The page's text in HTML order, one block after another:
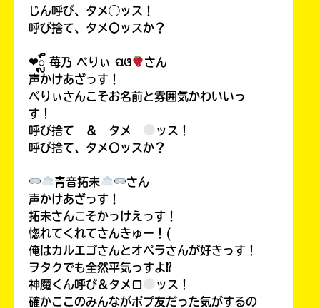
じん呼び、タメ◯ッス！
呼び捨て、タメ〇ッスか？
❤︎ᬼ 苺乃 べりぃ ପଓ
さん
声かけあざっす！
べりぃさんこそお名前と雰囲気かわいいっ
す！
呼び捨て ＆ タメ
ッス！
呼び捨て、タメ〇ッスか？
青音拓未
さん
声かけあざっす！
拓未さんこそかっけえっす！
惚れてくれてさんきゅー！(
俺はカルエゴさんとオペラさんが好きっす！
ヲタクでも全然平気っすよ⁉
神魔くん呼び＆タメロ
ッス！
確かここのみんながポプ友だった気がするの